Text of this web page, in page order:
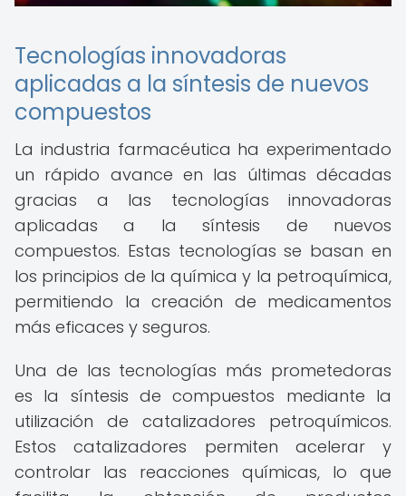
Tecnologías innovadoras
aplicadas a la síntesis de nuevos
compuestos
La industria farmacéutica ha experimentado
un rápido avance en las últimas décadas
gracias a las tecnologías innovadoras
aplicadas a la síntesis de nuevos
compuestos. Estas tecnologías se basan en
los principios de la química y la petroquímica,
permitiendo la creación de medicamentos
más eficaces y seguros.
Una de las tecnologías más prometedoras
es la síntesis de compuestos mediante la
utilización de catalizadores petroquímicos.
Estos catalizadores permiten acelerar y
controlar las reacciones químicas, lo que